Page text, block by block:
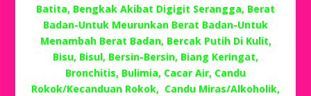
Batita, Bengkak Akibat Digigit Serangga, Berat
Badan-Untuk Meurunkan Berat Badan-Untuk
Menambah Berat Badan, Bercak Putih Di Kulit,
Bisu, Bisul, Bersin-Bersin, Biang Keringat,
Bronchitis, Bulimia, Cacar Air, Candu
Rokok/Kecanduan Rokok, Candu Miras/Alkoholik,